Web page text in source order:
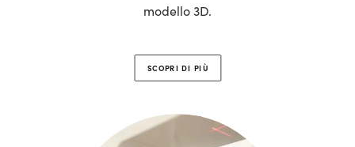
modello 3D.
SCOPRI DI PIÙ